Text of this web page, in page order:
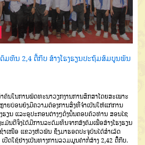
ມທຶນ 2,4 ຕື້ກີບ ສ້າງໂຮງຮຽນປະຖົມສົມບູນພັນ
ຄັນໃນການພັດທະນາວຽກງານການສຶກສາໂດຍສະເພາະ
ຍບ່ອນຍັງມີຄວາມຕ້ອງການສິ່ງທີ່ຈຳເປັນໃຫ້ແກ່ການ
ຮຽນ ແລະອຸປະກອນຕ່າງໆດັ່ງນັ້ນຄອບຄົວທ່ານ ສອນໄຊ
ນຕີຈິ່ງໄດ້ມີການລະດົມທຶນຈາກສັງຄົມເພື່ອສ້າງໂຮງຮຽນ
ຳເໜືອ ແຂວງຫົວພັນ ຊ່ຶງມາຮອດປະຈຸບັນໄດ້ສຳເລັດ
ດໃຊ້ຢ່າງເປັນທາງການລວມມູນຄ່າກໍ່ສ້າງ 2,42 ຕື້ກີບ.